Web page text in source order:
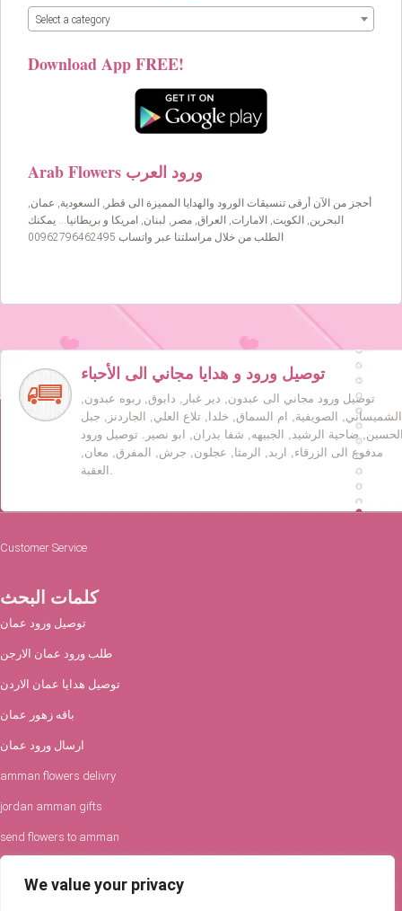
We value your privacy
Select a category
Download App FREE!
Arab Flowers ورود العرب
أحجز من الآن أرقى تنسيقات الورود والهدايا المميزة الى قطر, السعودية, عمان,
البحرين, الكويت, الامارات, العراق, مصر, لبنان, امريكا و بريطانيا… يمكنك
الطلب من خلال مراسلتنا عبر واتساب 00962796462495
توصيل ورود و هدايا مجاني الى الأحباء
توصيل ورود مجاني الى عبدون, دير غبار, دابوق, ربوه عبدون,
الشميساني, الصويفية, ام السماق, خلدا, تلاع العلي, الجاردنز, جبل
ضاحية الرشيد, الجبيهه, شفا بدران, ابو نصير. توصيل ورود
مدفوع الى الزرقاء, اربد, الرمثا, عجلون, جرش, المفرق, معان,
Customer Service
كلمات البحث
توصيل ورود عمان
طلب ورود عمان الارجن
توصيل هدايا عمان الاردن
باقه زهور عمان
ارسال ورود عمان
amman flowers delivry
jordan amman gifts
send flowers to amman
افكار الورود والحفلات